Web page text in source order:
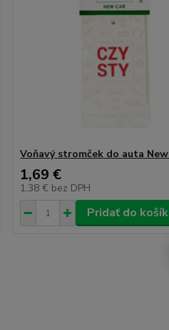
Voňavý stromček do auta
1,69 €
1,38 € bez DPH
Pridať do